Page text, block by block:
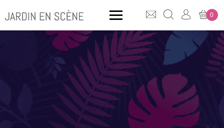
CLICK & COLLECT
0
QUE CHERCHEZ-VOUS ?